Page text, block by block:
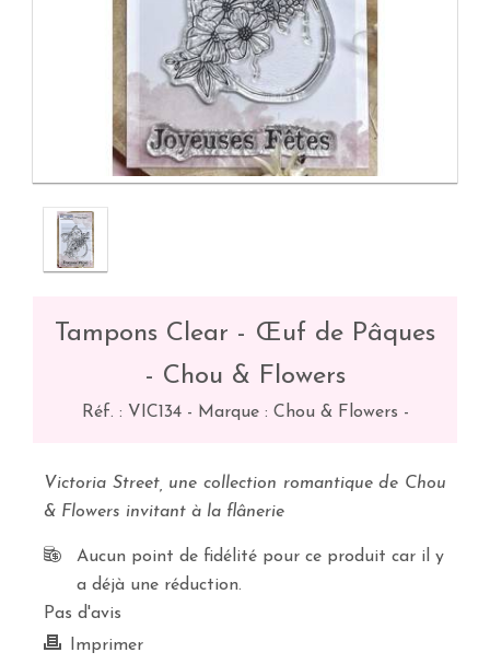
Tampons Clear - Œuf de Pâques
- Chou & Flowers
Réf. : VIC134- Marque : Chou & Flowers -
Victoria Street, une collection romantique de Chou
& Flowers invitant à la flânerie
Aucun point de fidélité pour ce produit car il y
a déjà une réduction.
Pas d'avis
Imprimer